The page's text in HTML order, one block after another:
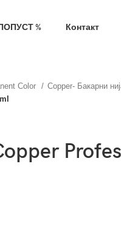
% Контакт
Color
Copper- Бакарни